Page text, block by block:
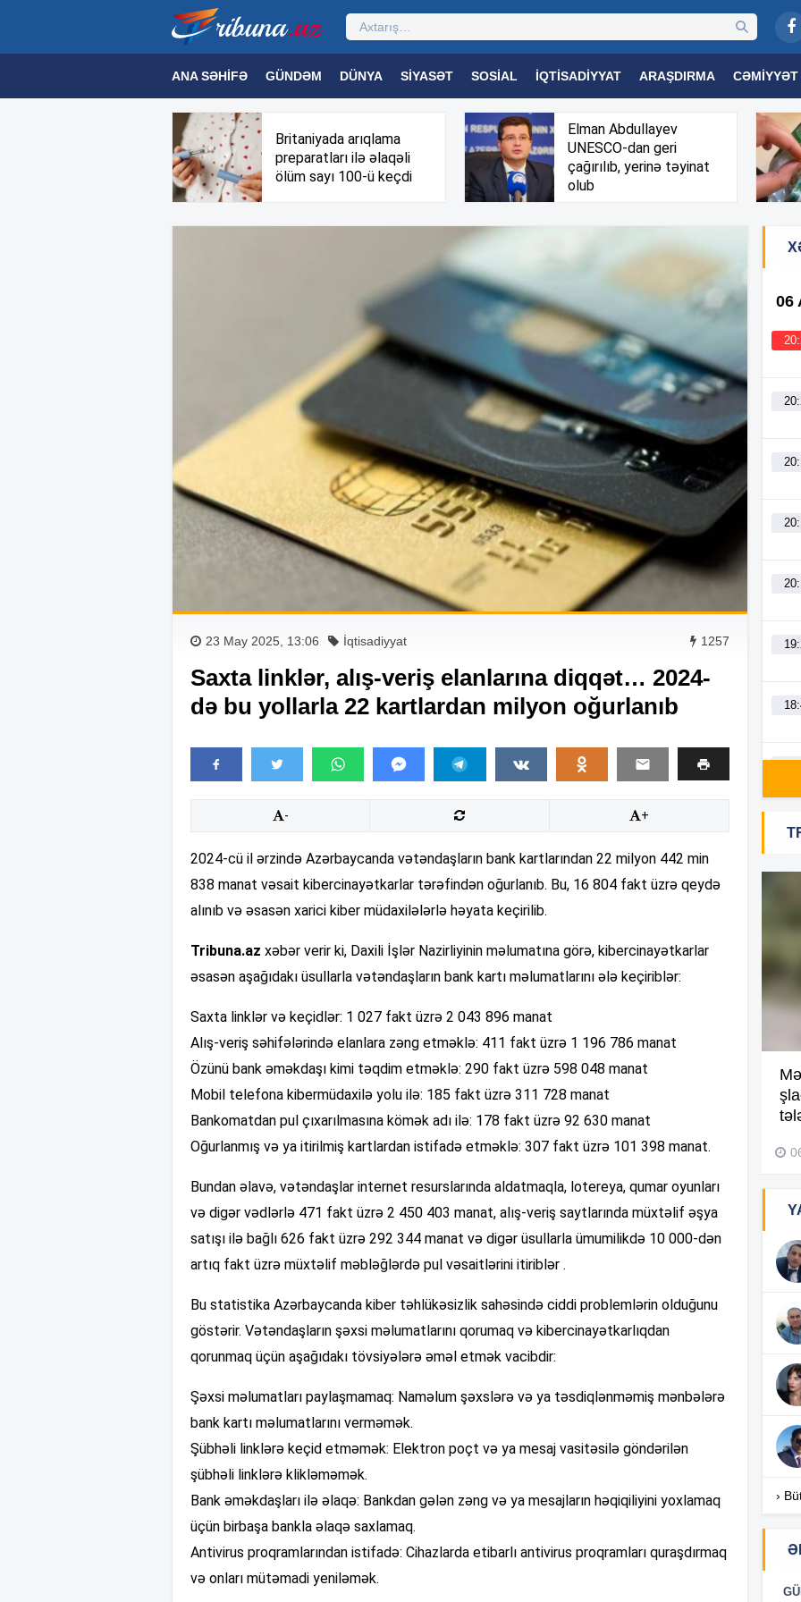
ANA SƏHIFƏ GÜNDƏM DÜNYA SIYASƏT SOSIAL İQTISADIYYAT ARAŞDIRMA CƏMIYYƏT
MƏDƏNIYYƏT TƏHSIL SAĞLAMLIQ MARAQLI TRIBUNA TV
Britaniyada arıqlama
preparatları ilə əlaqəli
ölüm sayı 100-ü keçdi
Elman Abdullayev
UNESCO-dan geri
çağırılıb, yerinə təyinat
olub
23 May 2025, 13:06 İqtisadiyyat 1257
Saxta linklər, alış-veriş elanlarına diqqət… 2024-
də bu yollarla 22 kartlardan milyon oğurlanıb
- +
2024-cü il ərzində Azərbaycanda vətəndaşların bank kartlarından 22 milyon 442 min
838 manat vəsait kibercinayətkarlar tərəfindən oğurlanıb. Bu, 16 804 fakt üzrə qeydə
alınıb və əsasən xarici kiber müdaxilələrlə həyata keçirilib.
Tribuna.az xəbər verir ki, Daxili İşlər Nazirliyinin məlumatına görə, kibercinayətkarlar
əsasən aşağıdakı üsullarla vətəndaşların bank kartı məlumatlarını ələ keçiriblər:
Saxta linklər və keçidlər: 1 027 fakt üzrə 2 043 896 manat
Alış-veriş səhifələrində elanlara zəng etməklə: 411 fakt üzrə 1 196 786 manat
Özünü bank əməkdaşı kimi təqdim etməklə: 290 fakt üzrə 598 048 manat
Mobil telefona kibermüdaxilə yolu ilə: 185 fakt üzrə 311 728 manat
Bankomatdan pul çıxarılmasına kömək adı ilə: 178 fakt üzrə 92 630 manat
Oğurlanmış və ya itirilmiş kartlardan istifadə etməklə: 307 fakt üzrə 101 398 manat.
Bundan əlavə, vətəndaşlar internet resurslarında aldatmaqla, lotereya, qumar oyunları
və digər vədlərlə 471 fakt üzrə 2 450 403 manat, alış-veriş saytlarında müxtəlif əşya
satışı ilə bağlı 626 fakt üzrə 292 344 manat və digər üsullarla ümumilikdə 10 000-dən
artıq fakt üzrə müxtəlif məbləğlərdə pul vəsaitlərini itiriblər .
Bu statistika Azərbaycanda kiber təhlükəsizlik sahəsində ciddi problemlərin olduğunu
göstərir. Vətəndaşların şəxsi məlumatlarını qorumaq və kibercinayətkarlıqdan
qorunmaq üçün aşağıdakı tövsiyələrə əməl etmək vacibdir:
Şəxsi məlumatları paylaşmamaq: Naməlum şəxslərə və ya təsdiqlənməmiş mənbələrə
bank kartı məlumatlarını verməmək.
Şübhəli linklərə keçid etməmək: Elektron poçt və ya mesaj vasitəsilə göndərilən
şübhəli linklərə klikləməmək.
Bank əməkdaşları ilə əlaqə: Bankdan gələn zəng və ya mesajların həqiqiliyini yoxlamaq
üçün birbaşa bankla əlaqə saxlamaq.
Antivirus proqramlarından istifadə: Cihazlarda etibarlı antivirus proqramları quraşdırmaq
və onları mütəmadi yeniləmək.
06
Kompleksdə faciə: 2 yaşlı
uşaq hovuzda boğuldu –
Video
29 İyul 2026, 16:21
›